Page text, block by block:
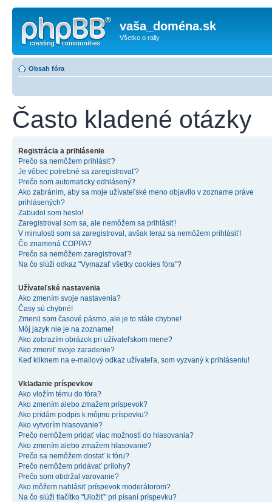
vaša_doména.sk
Všetko o rally
Obsah fóra
Často kladené otázky
Registrácia a prihlásenie
Prečo sa nemôžem prihlásiť?
Je vôbec potrebné sa zaregistrovať?
Prečo som automaticky odhlásený?
Ako zabránim, aby sa moje užívateľské meno objavilo v zozname práve
prihlásených?
Zabudol som heslo!
Zaregistroval som sa, ale nemôžem sa prihlásiť!
V minulosti som sa zaregistroval, avšak teraz sa nemôžem prihlásiť!
Čo znamená COPPA?
Prečo sa nemôžem zaregistrovať?
Na čo slúži odkaz "Vymazať všetky cookies fóra"?
Užívateľské nastavenia
Ako zmením svoje nastavenia?
Časy sú chybné!
Zmenil som časové pásmo, ale je to stále chybne!
Môj jazyk nie je na zozname!
Ako zobrazím obrázok pri užívateľskom mene?
Ako zmeniť svoje zaradenie?
Keď kliknem na e-mailový odkaz užívateľa, som vyzvaný k prihláseniu!
Vkladanie príspevkov
Ako vložím tému do fóra?
Ako zmením alebo zmažem príspevok?
Ako pridám podpis k môjmu príspevku?
Ako vytvorím hlasovanie?
Prečo nemôžem pridať viac možností do hlasovania?
Ako zmením alebo zmažem hlasovanie?
Prečo sa nemôžem dostať k fóru?
Prečo nemôžem pridávať prílohy?
Prečo som obdržal varovanie?
Ako môžem nahlásiť príspevok moderátorom?
Na čo slúži tlačítko "Uložiť" pri písaní príspevku?